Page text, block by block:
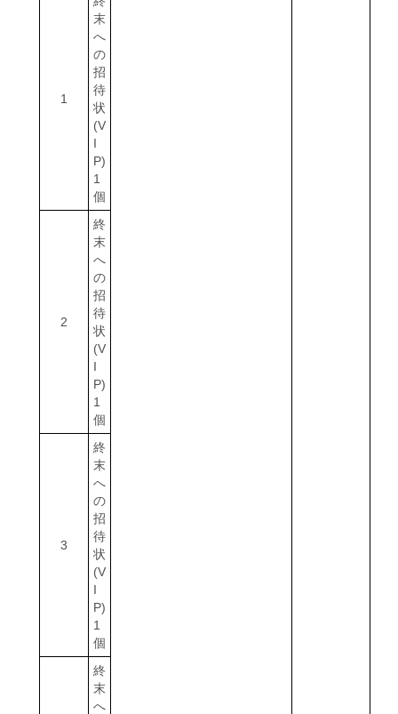
1
末
へ
の
招
待
状
(V
I
P)
1
個
2
終
末
へ
の
招
待
状
(V
I
P)
1
個
3
終
末
へ
の
招
待
状
(V
I
P)
1
個
終
末
へ